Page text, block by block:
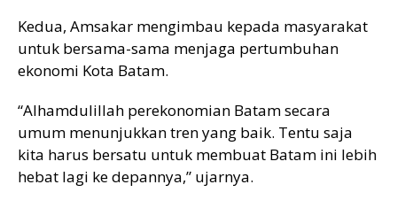
Kedua, Amsakar mengimbau kepada masyarakat
untuk bersama-sama menjaga pertumbuhan
ekonomi Kota Batam.
“Alhamdulillah perekonomian Batam secara
umum menunjukkan tren yang baik. Tentu saja
kita harus bersatu untuk membuat Batam ini lebih
hebat lagi ke depannya,” ujarnya.